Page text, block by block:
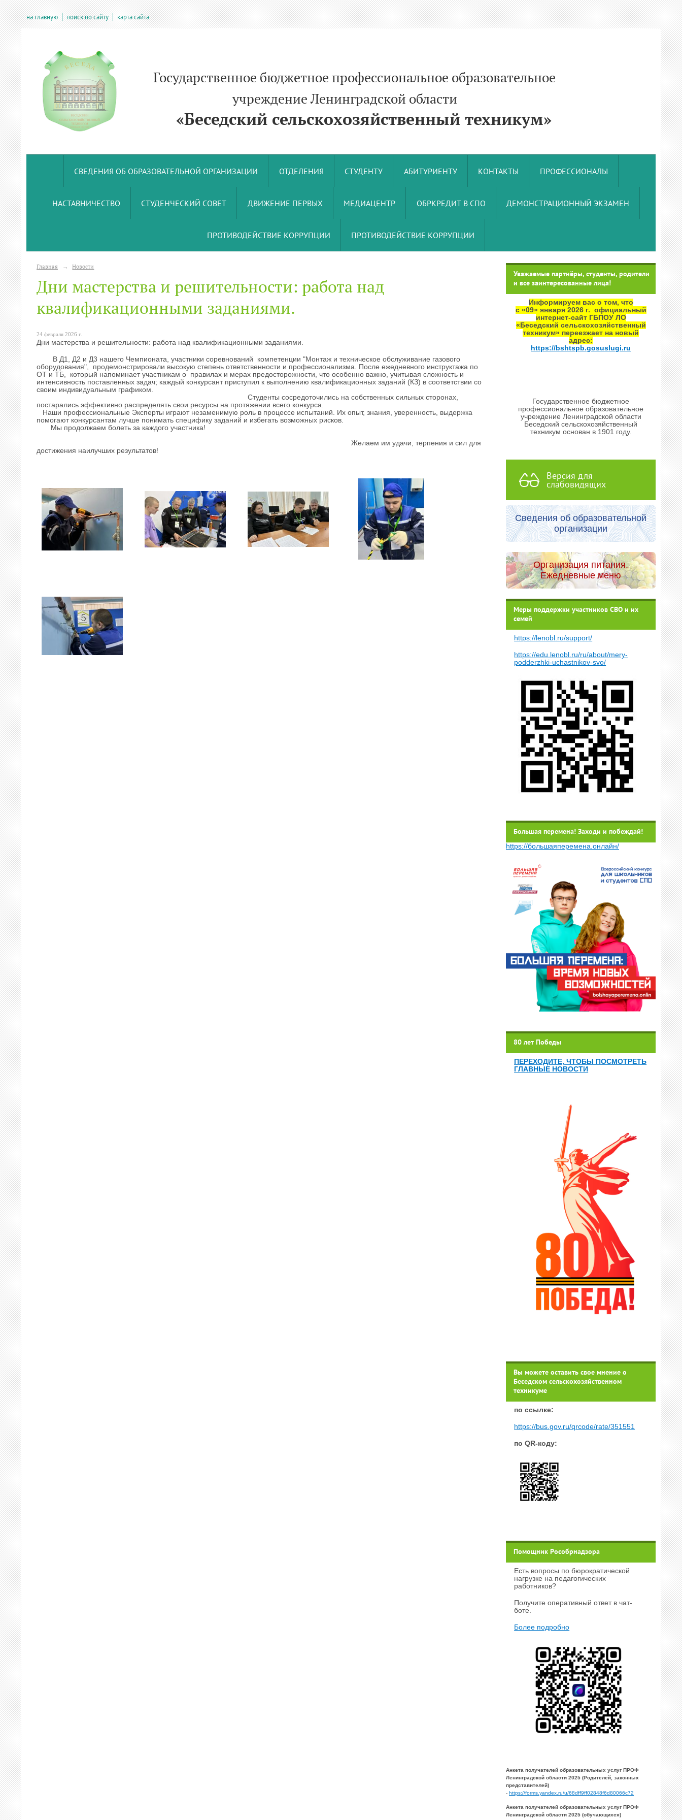
на главную поиск по сайту карта сайта
Государственное бюджетное профессиональное образовательное
учреждение Ленинградской области
«Беседский сельскохозяйственный техникум»
СВЕДЕНИЯ ОБ ОБРАЗОВАТЕЛЬНОЙ ОРГАНИЗАЦИИ ОТДЕЛЕНИЯ СТУДЕНТУ АБИТУРИЕНТУ КОНТАКТЫ ПРОФЕССИОНАЛЫ
НАСТАВНИЧЕСТВО СТУДЕНЧЕСКИЙ СОВЕТ ДВИЖЕНИЕ ПЕРВЫХ МЕДИАЦЕНТР ОБРКРЕДИТ В СПО ДЕМОНСТРАЦИОННЫЙ ЭКЗАМЕН
ПРОТИВОДЕЙСТВИЕ КОРРУПЦИИ ПРОТИВОДЕЙСТВИЕ КОРРУПЦИИ
Главная → Новости
Дни мастерства и решительности: работа над
квалификационными заданиями.
24 февраля 2026 г.
Дни мастерства и решительности: работа над квалификационными заданиями.
В Д1, Д2 и Д3 нашего Чемпионата, участники соревнований компетенции "Монтаж и техническое обслуживание газового
оборудования", продемонстрировали высокую степень ответственности и профессионализма. После ежедневного инструктажа по
ОТ и ТБ, который напоминает участникам о правилах и мерах предосторожности, что особенно важно, учитывая сложность и
интенсивность поставленных задач; каждый конкурсант приступил к выполнению квалификационных заданий (КЗ) в соответствии со
своим индивидуальным графиком.
Студенты сосредоточились на собственных сильных сторонах,
постарались эффективно распределять свои ресурсы на протяжении всего конкурса.
Наши профессиональные Эксперты играют незаменимую роль в процессе испытаний. Их опыт, знания, уверенность, выдержка
помогают конкурсантам лучше понимать специфику заданий и избегать возможных рисков.
Мы продолжаем болеть за каждого участника!
Желаем им удачи, терпения и сил для
достижения наилучших результатов!
Уважаемые партнёры, студенты, родители
и все заинтересованные лица!
Информируем вас о том, что
с «09» января 2026 г. официальный
интернет‑сайт ГБПОУ ЛО
«Беседский сельскохозяйственный
техникум» переезжает на новый
адрес:
https://bshtspb.gosuslugi.ru
Государственное бюджетное
профессиональное образовательное
учреждение Ленинградской области
Беседский сельскохозяйственный
техникум основан в 1901 году.
Версия для
слабовидящих
Сведения об образовательной
организации
Организация питания.
Ежедневные меню
Меры поддержки участников СВО и их
семей
https://lenobl.ru/support/
https://edu.lenobl.ru/ru/about/mery-
podderzhki-uchastnikov-svo/
Большая перемена! Заходи и побеждай!
https://большаяперемена.онлайн/
80 лет Победы
ПЕРЕХОДИТЕ, ЧТОБЫ ПОСМОТРЕТЬ
ГЛАВНЫЕ НОВОСТИ
Вы можете оставить свое мнение о
Беседском сельскохозяйственном
техникуме
по ссылке:
https://bus.gov.ru/qrcode/rate/351551
по QR-коду:
Помощник Рособрнадзора
Есть вопросы по бюрократической
нагрузке на педагогических
работников?
Получите оперативный ответ в чат-
боте.
Более подробно
Анкета получателей образовательных услуг ПРОФ
Ленинградской области 2025 (Родителей, законных
представителей)
- https://forms.yandex.ru/u/68dff9ff02848f6d80066c72
Анкета получателей образовательных услуг ПРОФ
Ленинградской области 2025 (обучающихся)